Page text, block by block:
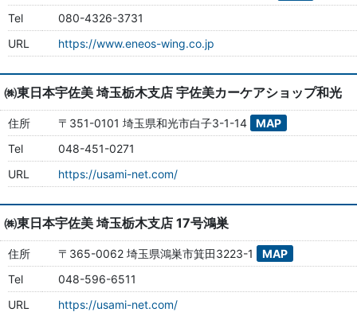
Tel
080-4326-3731
URL
https://www.eneos-wing.co.jp
㈱東日本宇佐美 埼玉栃木支店 宇佐美カーケアショップ和光
住所 〒351-0101 埼玉県和光市白子3-1-14
MAP
Tel
048-451-0271
URL
https://usami-net.com/
㈱東日本宇佐美 埼玉栃木支店 17号鴻巣
住所 〒365-0062 埼玉県鴻巣市箕田3223-1
MAP
Tel
048-596-6511
URL
https://usami-net.com/